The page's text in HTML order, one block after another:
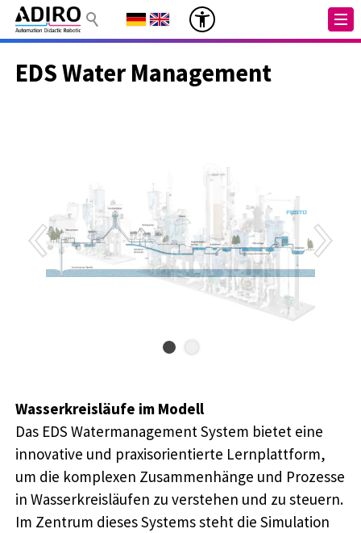
EDS Water Management
Wasserkreisläufe im Modell
Das EDS Watermanagement System bietet eine
innovative und praxisorientierte Lernplattform,
um die komplexen Zusammenhänge und Prozesse
in Wasserkreisläufen zu verstehen und zu steuern.
Im Zentrum dieses Systems steht die Simulation